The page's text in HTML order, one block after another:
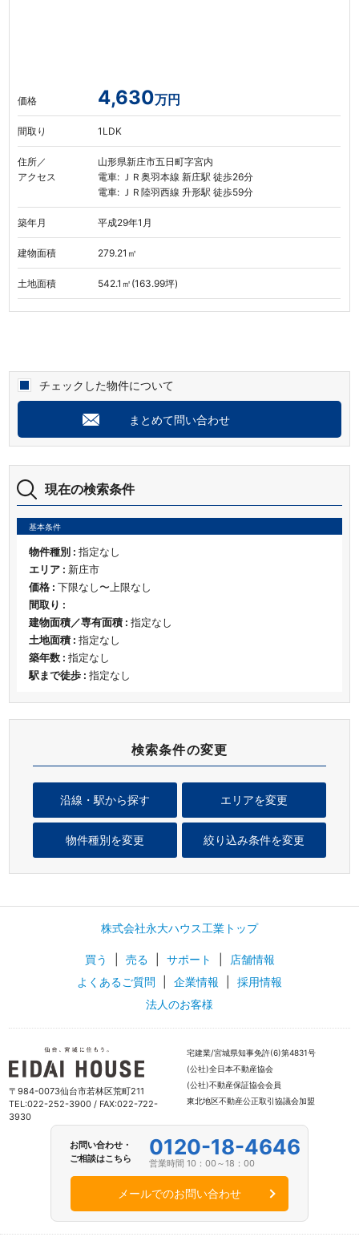
検索条件の変更
エリアを変更
沿線・駅から探す
物件種別を変更 絞り込み条件を変更
現在の検索条件
基本条件
物件種別 : 指定なし
エリア : 新庄市
価格 : 下限なし〜上限なし
間取り :
建物面積／専有面積 : 指定なし
土地面積 : 指定なし
築年数 : 指定なし
駅まで徒歩 : 指定なし
価格 4,630万円
間取り 1LDK
住所／
アクセス
山形県新庄市五日町字宮内
電車: ＪＲ奥羽本線 新庄駅 徒歩26分
電車: ＪＲ陸羽西線 升形駅 徒歩59分
築年月 平成29年1月
建物面積 279.21㎡
土地面積 542.1㎡(163.99坪)
チェックした物件について
まとめて問い合わせ
株式会社永大ハウス工業トップ
買う 売る サポート
店舗情報
よくあるご質問
企業情報
採用情報
法人のお客様
〒984-0073仙台市若林区荒町211
TEL:022-252-3900 / FAX:022-722-
3930
宅建業/宮城県知事免許(6)第4831号
(公社)全日本不動産協会
(公社)不動産保証協会会員
東北地区不動産公正取引協議会加盟
お問い合わせ・
ご相談はこちら
0120-18-4646
営業時間 10：00～18：00
メールでのお問い合わせ